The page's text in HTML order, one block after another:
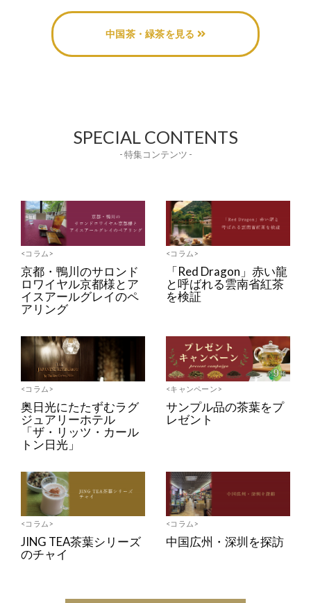
中国茶・緑茶を見る
SPECIAL CONTENTS
- 特集コンテンツ -
<コラム>
京都・鴨川のサロンド
ロワイヤル京都様とア
イスアールグレイのペ
アリング
<コラム>
「Red Dragon」赤い龍
と呼ばれる雲南省紅茶
を検証
<コラム>
奥日光にたたずむラグ
ジュアリーホテル
「ザ・リッツ・カール
トン日光」
<キャンペーン>
サンプル品の茶葉をプ
レゼント
<コラム>
JING TEA茶葉シリーズ
のチャイ
<コラム>
中国広州・深圳を探訪